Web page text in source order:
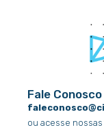
Fale Conosco
ou acesse